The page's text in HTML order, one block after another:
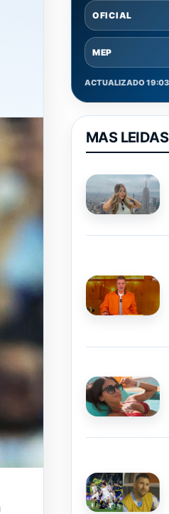
OFICIAL
MEP
ACTUALIZADO 19:03
MAS LEIDAS